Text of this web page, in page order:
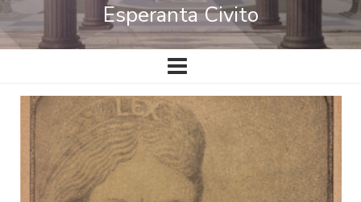
Esperanta Civito
Ĉefa
navigado